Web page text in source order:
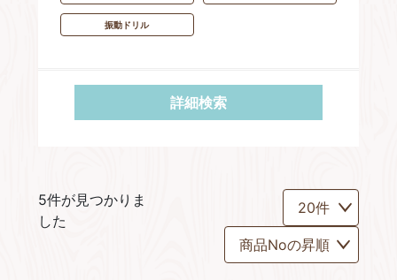
振動ドリル
詳細検索
5件が見つかりま
した